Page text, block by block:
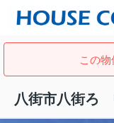
この物
八街市八街ろ